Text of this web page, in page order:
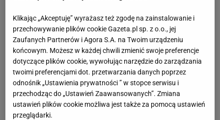
Skandal z udziałem piłkarza BVB. Wyciekły
dokumenty o jego wieku
Statystyki Moukoko w żółto-czarnejkoszulcedrużyn
młodzieżowych były kosmiczne. W pierwszym
sezonie, jako 12-latek, zdobył 33 bramki w
21 meczach zespołu do lat 15. W kolejnych
rozgrywkach Moukoko był jedynym 13-latkiem, który
Klikając „Akceptuję” wyrażasz też zgodę na zainstalowanie i
przechowywanie plików cookie Gazeta.pl sp. z o.o., jej
Zaufanych Partnerów i Agora S.A. na Twoim urządzeniu
końcowym. Możesz w każdej chwili zmienić swoje preferencje
dotyczące plików cookie, wywołując narzędzie do zarządzania
twoimi preferencjami dot. przetwarzania danych poprzez
odnośnik „Ustawienia prywatności ” w stopce serwisu i
przechodząc do „Ustawień Zaawansowanych”. Zmiana
ustawień plików cookie możliwa jest także za pomocą ustawień
przeglądarki.